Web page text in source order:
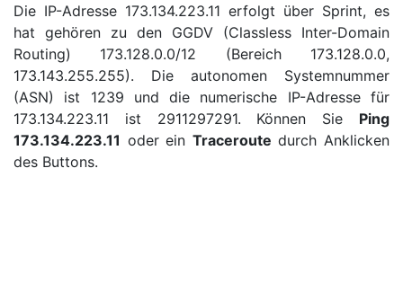
Die IP-Adresse 173.134.223.11 erfolgt über Sprint, es
hat gehören zu den GGDV (Classless Inter-Domain
Routing) 173.128.0.0/12 (Bereich 173.128.0.0,
173.143.255.255). Die autonomen Systemnummer
(ASN) ist 1239 und die numerische IP-Adresse für
173.134.223.11 ist 2911297291. Können Sie Ping
173.134.223.11 oder ein Traceroute durch Anklicken
des Buttons.